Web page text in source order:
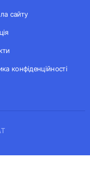
сайту
конфіденційності